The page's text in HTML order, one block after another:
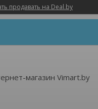
продавать на Deal.by
магазин Vimart.by